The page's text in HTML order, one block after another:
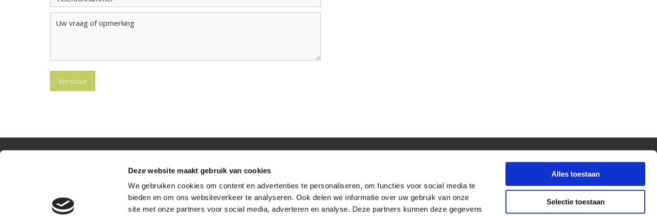
Deze website maakt gebruik van cookies
We gebruiken cookies om content en advertenties te personaliseren, om functies voor social media te
bieden en om ons websiteverkeer te analyseren. Ook delen we informatie over uw gebruik van onze
site met onze partners voor social media, adverteren en analyse. Deze partners kunnen deze gegevens
Alles toestaan
Selectie toestaan
Contactgegevens
5059AD Heukelom NB
T013-4675021
Praktijk 'OOSTERBEEK' ruimte voor persoonlijke groei....